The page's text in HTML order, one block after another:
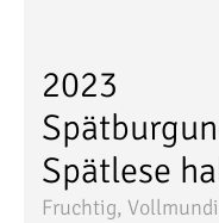
2023
Spätlese
Fruchtig,